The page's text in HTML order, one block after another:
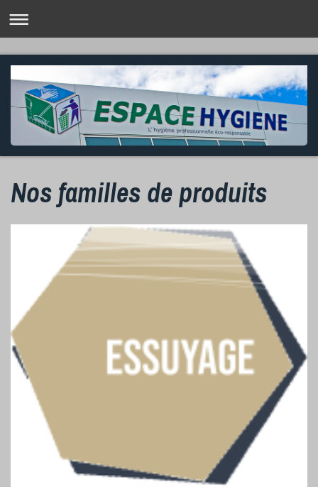
Nos familles de produits